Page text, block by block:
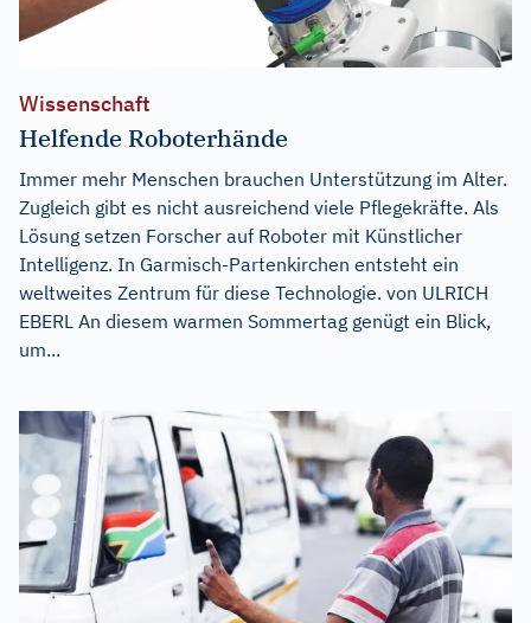
Wissenschaft
Helfende Roboterhände
Immer mehr Menschen brauchen Unterstützung im Alter.
Zugleich gibt es nicht ausreichend viele Pflegekräfte. Als
Lösung setzen Forscher auf Roboter mit Künstlicher
Intelligenz. In Garmisch-Partenkirchen entsteht ein
weltweites Zentrum für diese Technologie. von ULRICH
EBERL An diesem warmen Sommertag genügt ein Blick,
um...